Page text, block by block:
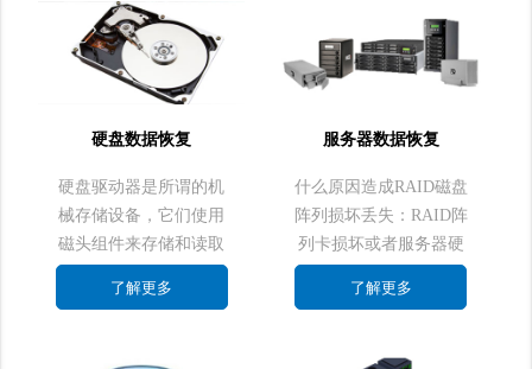
硬盘数据恢复
硬盘驱动器是所谓的机
械存储设备，它们使用
磁头组件来存储和读取
在介质上方并且在它们
了解更多
服务器数据恢复
什么原因造成RAID磁盘
阵列损坏丢失：RAID阵
列卡损坏或者服务器硬
（电路板坏，磁头损
道，固件丢失）、突然
了解更多